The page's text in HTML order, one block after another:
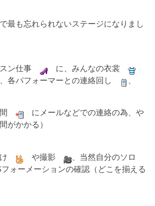
最も忘れられないステージになりまし
スン仕事
に、みんなの衣裳
各パフォーマーとの連絡回し
間
にメールなどでの連絡の為、や
がかかる）
け や撮影
当然自分のソロ
フォーメーションの確認（どこを揃える